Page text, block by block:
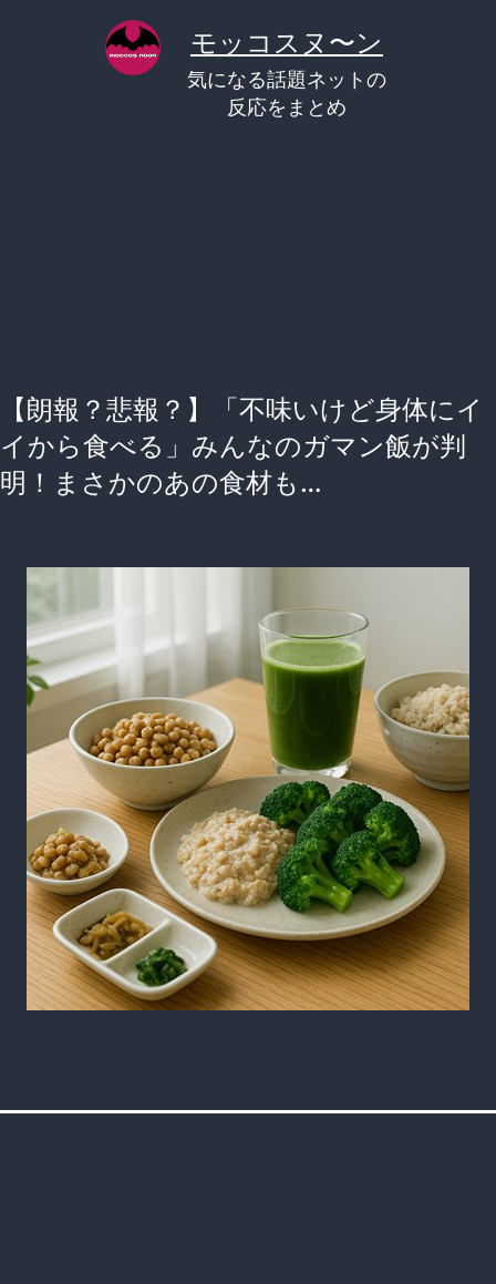
モッコスヌ〜ン
気になる話題ネットの
反応をまとめ
【朗報？悲報？】「不味いけど身体にイ
イから食べる」みんなのガマン飯が判
明！まさかのあの食材も…